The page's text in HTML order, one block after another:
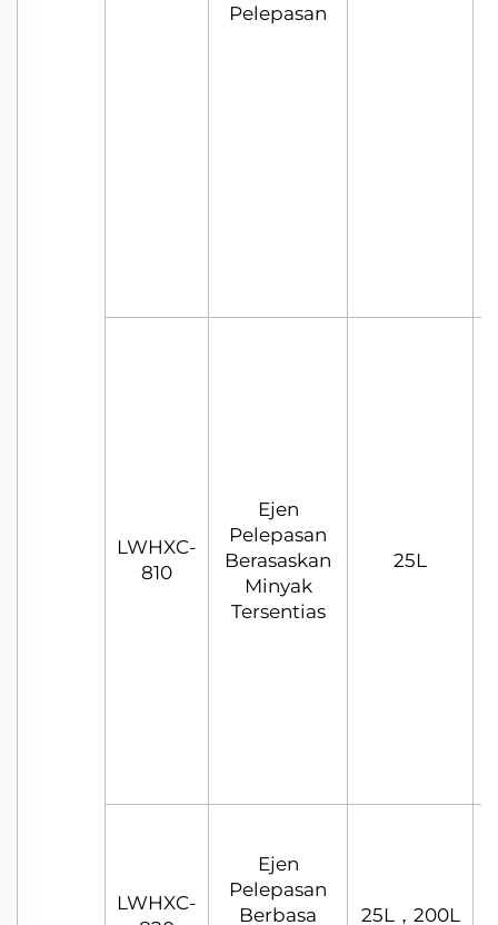
Pelepasan
LWHXC-
810
Ejen
Pelepasan
Berasaskan
Minyak
Tersentias
25L
LWHXC-
Ejen
Pelepasan
Berbasa
25L，200L